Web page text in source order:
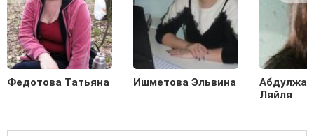
Федотова Татьяна Ишметова Эльвина
Ляйля